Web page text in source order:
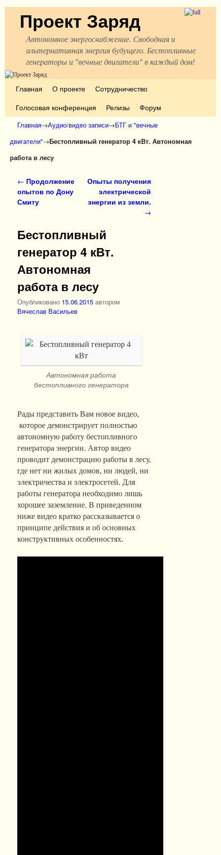
Проект Заряд
Автономное энергоснабжение. Свободная и
альтернативная энергия будущего. Бестопливные
генераторы и "вечные двигатели" в каждый дом!
Главная О проекте
Сотрудничество
Голосовая конференция
Релизы Форум
Главная→Аудио/видео записи→БТГ и "вечные
двигатели"→Бестопливный генератор 4 кВт. Автономная
работа в лесу
Навигация по записям
← Продолжение
опытов по Дону
Смиту
Опыты получения
электрической
энергии из земли.
→
Бестопливный
генератор 4 кВт.
Автономная
работа в лесу
Опубликовано 15.06.2015 автором
Вячеслав Васильев
Автономная работа
бестопливного генератора
Рады представить Вам новое видео,
которое демонстрирует полностью
автономную работу бестопливного
генератора энергии. Автор видео
проводит демонстрацию работы в лесу,
где нет ни жилых домов, ни людей, ни
электричества и электросетей. Для
работы генератора необходимо лишь
хорошее заземление. В приведенном
ниже видео кратко рассказывается о
принципе действия и об основных
конструктивных особенностях.